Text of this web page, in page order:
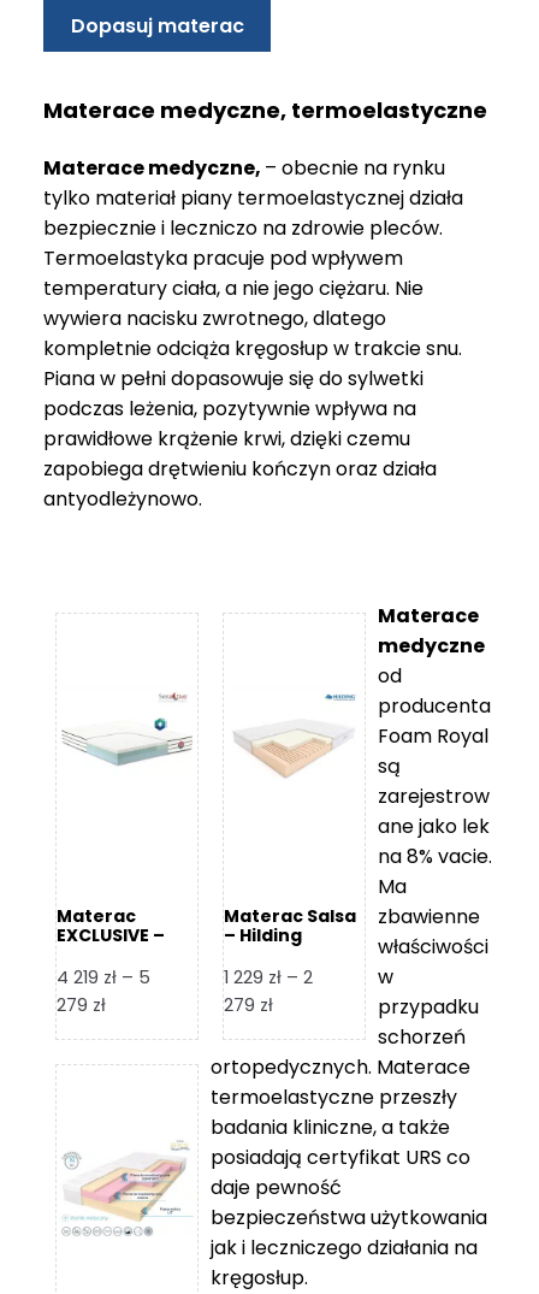
Dopasuj materac
Materace medyczne, termoelastyczne
Materace medyczne, – obecnie na rynku
tylko materiał piany termoelastycznej działa
bezpiecznie i leczniczo na zdrowie pleców.
Termoelastyka pracuje pod wpływem
temperatury ciała, a nie jego ciężaru. Nie
wywiera nacisku zwrotnego, dlatego
kompletnie odciąża kręgosłup w trakcie snu.
Piana w pełni dopasowuje się do sylwetki
podczas leżenia, pozytywnie wpływa na
prawidłowe krążenie krwi, dzięki czemu
zapobiega drętwieniu kończyn oraz działa
antyodleżynowo.
Materac
EXCLUSIVE –
4 219 zł – 5
279 złZakres
od
5
279 zł
Materac Salsa
– Hilding
1 229 zł – 2
279 złZakres
od
1
229 zł
2
279 zł
Materace
medyczne
od
producenta
Foam Royal
są
zarejestrow
ane jako lek
na 8% vacie.
Ma
zbawienne
właściwości
w
przypadku
schorzeń
ortopedycznych. Materace
termoelastyczne przeszły
badania kliniczne, a także
posiadają certyfikat URS co
daje pewność
bezpieczeństwa użytkowania
jak i leczniczego działania na
kręgosłup.